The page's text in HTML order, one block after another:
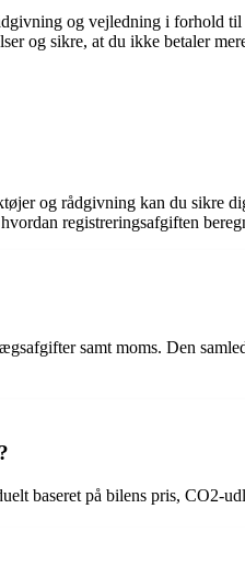
og vejledning i forhold
og sikre, at du ikke betaler
og rådgivning kan du sikre
registreringsafgiften
samt moms. Den
baseret på bilens pris, CO2-